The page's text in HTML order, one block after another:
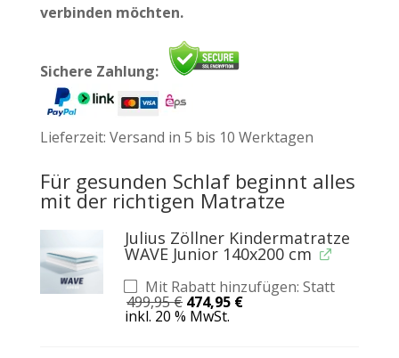
verbinden möchten.
Sichere Zahlung:
Lieferzeit: Versand in 5 bis 10 Werktagen
Für gesunden Schlaf beginnt alles
mit der richtigen Matratze
Julius Zöllner Kindermatratze
WAVE Junior 140x200 cm
Mit Rabatt hinzufügen: Statt
499,95€ Ursprünglicher
Preis
474,95 €Aktueller
inkl. 20 % MwSt.